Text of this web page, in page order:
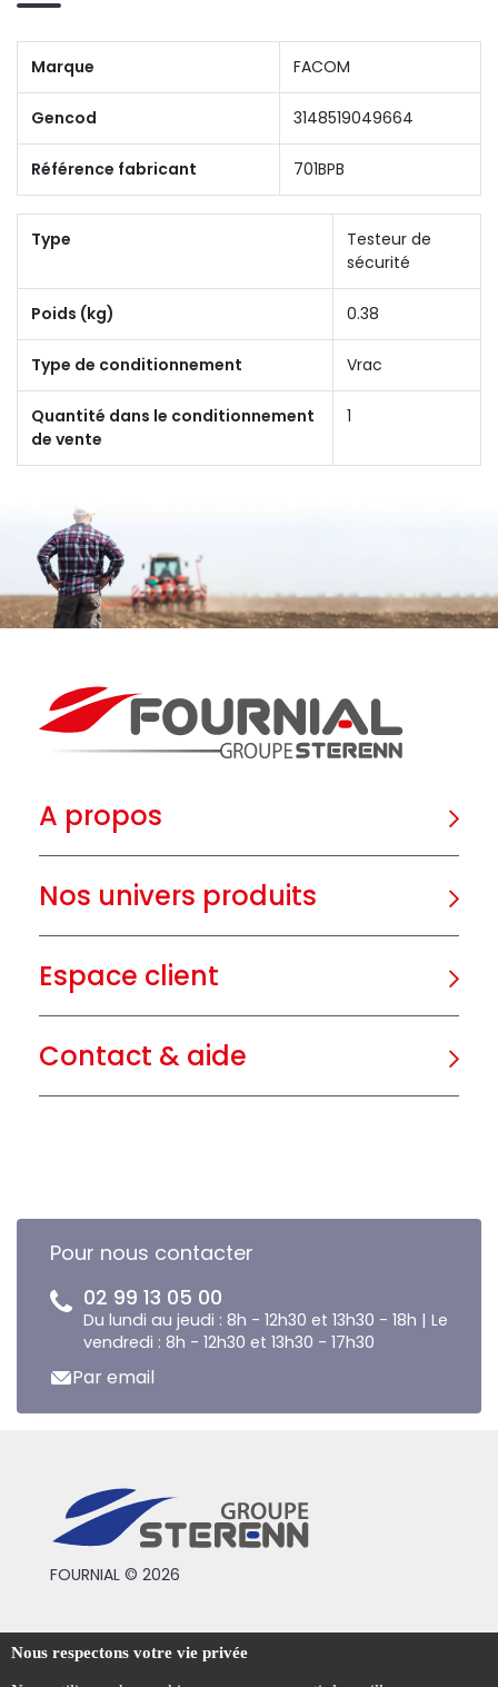
Marque FACOM
Gencod 3148519049664
Référence fabricant 701BPB
Type
Testeur de
sécurité
Poids (kg) 0.38
Type de conditionnement Vrac
Quantité dans le conditionnement
de vente
1
A propos
Nos univers produits
Espace client
Contact & aide
Pour nous contacter
02 99 13 05 00
Du lundi au jeudi : 8h - 12h30 et 13h30 - 18h | Le
vendredi : 8h - 12h30 et 13h30 - 17h30
Par email
FOURNIAL © 2026
Conditions générales de vente
Nous respectons votre vie privée